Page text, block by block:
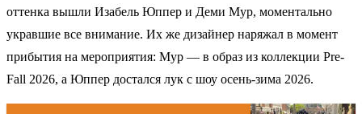
оттенка вышли Изабель Юппер и Деми Мур, моментально
укравшие все внимание. Их же дизайнер наряжал в момент
прибытия на мероприятия: Мур — в образ из коллекции Pre-
Fall 2026, а Юппер достался лук с шоу осень-зима 2026.